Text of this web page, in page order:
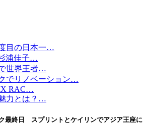
目の日本一…
浦佳子…
世界王者…
でリノベーション…
RAC…
力とは？…
最終日 スプリントとケイリンでアジア王座に